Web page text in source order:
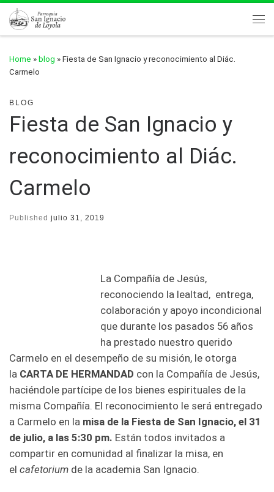
Skip to content
Home » blog » Fiesta de San Ignacio y reconocimiento al Diác.
Carmelo
BLOG
Fiesta de San Ignacio y
reconocimiento al Diác.
Carmelo
Published julio 31, 2019
La Compañía de Jesús,
reconociendo la lealtad, entrega,
colaboración y apoyo incondicional
que durante los pasados 56 años
ha prestado nuestro querido
Carmelo en el desempeño de su misión, le otorga
la CARTA DE HERMANDAD con la Compañía de Jesús,
haciéndole partícipe de los bienes espirituales de la
misma Compañía. El reconocimiento le será entregado
a Carmelo en la misa de la Fiesta de San Ignacio, el 31
de julio, a las 5:30 pm. Están todos invitados a
compartir en comunidad al finalizar la misa, en
el cafetorium de la academia San Ignacio.